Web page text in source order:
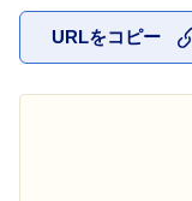
URLをコピー